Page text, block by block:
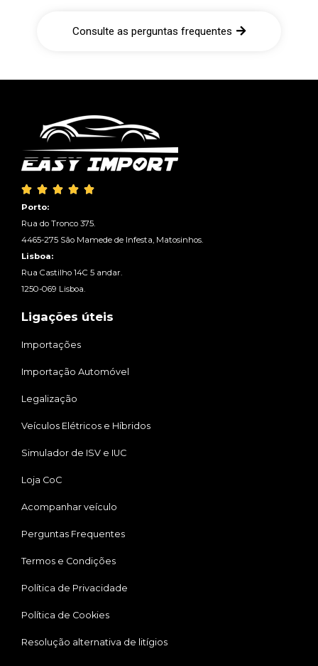
Consulte as perguntas frequentes
    
Porto:
Rua do Tronco 375.
4465-275 São Mamede de Infesta, Matosinhos.
Lisboa:
Rua Castilho 14C 5 andar.
1250-069 Lisboa.
Ligações úteis
Importações
Importação Automóvel
Legalização
Veículos Elétricos e Híbridos
Simulador de ISV e IUC
Loja CoC
Acompanhar veículo
Perguntas Frequentes
Termos e Condições
Política de Privacidade
Política de Cookies
Resolução alternativa de litígios